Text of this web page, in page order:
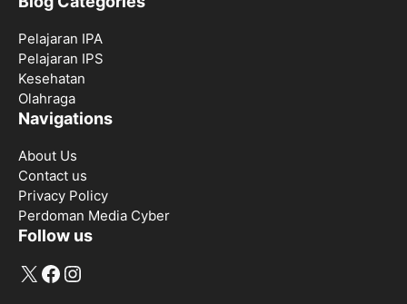
Pelajaran IPA
Pelajaran IPS
Kesehatan
Olahraga
Navigations
About Us
Contact us
Privacy Policy
Perdoman Media Cyber
Follow us
X Facebook
Instagram